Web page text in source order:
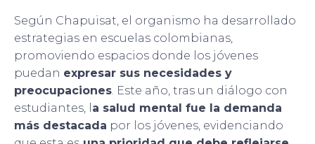
Según Chapuisat, el organismo ha desarrollado
estrategias en escuelas colombianas,
promoviendo espacios donde los jóvenes
puedan expresar sus necesidades y
preocupaciones. Este año, tras un diálogo con
estudiantes, l a salud mental fue la demanda
más destacada por los jóvenes, evidenciando